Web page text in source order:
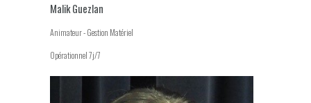
Malik Guezlan
Animateur - Gestion Matériel
Opérationnel 7j/7